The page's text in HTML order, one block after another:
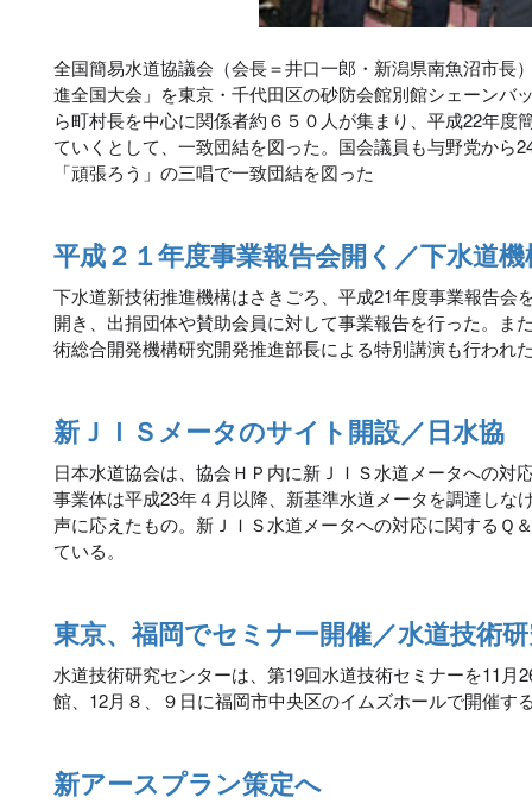
全国簡易水道協議会（会長＝井口一郎・新潟県南魚沼市長
進全国大会」を東京・千代田区の砂防会館別館シェーンバ
ら町村長を中心に関係者約６５０人が集まり、平成22年度
ていくとして、一致団結を図った。国会議員も与野党から
「頑張ろう」の三唱で一致団結を図った
平成２１年度事業報告会開く／下水道機
下水道新技術推進機構はさきごろ、平成21年度事業報告会
開き、出捐団体や賛助会員に対して事業報告を行った。ま
術総合開発機構研究開発推進部長による特別講演も行われ
新ＪＩＳメータのサイト開設／日水協
日本水道協会は、協会ＨＰ内に新ＪＩＳ水道メータへの対
事業体は平成23年４月以降、新基準水道メータを調達しな
声に応えたもの。新ＪＩＳ水道メータへの対応に関するＱ
ている。
東京、福岡でセミナー開催／水道技術
水道技術研究センターは、第19回水道技術セミナーを11月
館、12月８、９日に福岡市中央区のイムズホールで開催す
新アースプラン策定へ